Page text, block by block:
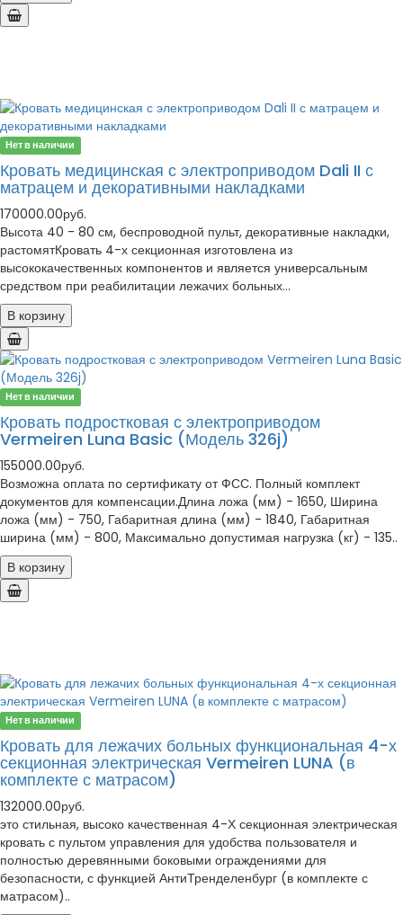
Нет в наличии
Кровать медицинская с электроприводом Dali II с
матрацем и декоративными накладками
170000.00руб.
Высота 40 - 80 см, беспроводной пульт, декоративные накладки,
растомятКровать 4-х секционная изготовлена из
высококачественных компонентов и является универсальным
средством при реабилитации лежачих больных...
В корзину
Нет в наличии
Кровать подростковая с электроприводом
Vermeiren Luna Basic (Модель 326j)
155000.00руб.
Возможна оплата по сертификату от ФСС. Полный комплект
документов для компенсации.Длина ложа (мм) - 1650, Ширина
ложа (мм) - 750, Габаритная длина (мм) - 1840, Габаритная
ширина (мм) - 800, Максимально допустимая нагрузка (кг) - 135..
В корзину
Нет в наличии
Кровать для лежачих больных функциональная 4-х
секционная электрическая Vermeiren LUNA (в
комплекте с матрасом)
132000.00руб.
это стильная, высоко качественная 4-Х секционная электрическая
кровать с пультом управления для удобства пользователя и
полностью деревянными боковыми ограждениями для
безопасности, с функцией АнтиТренделенбург (в комплекте с
матрасом)..